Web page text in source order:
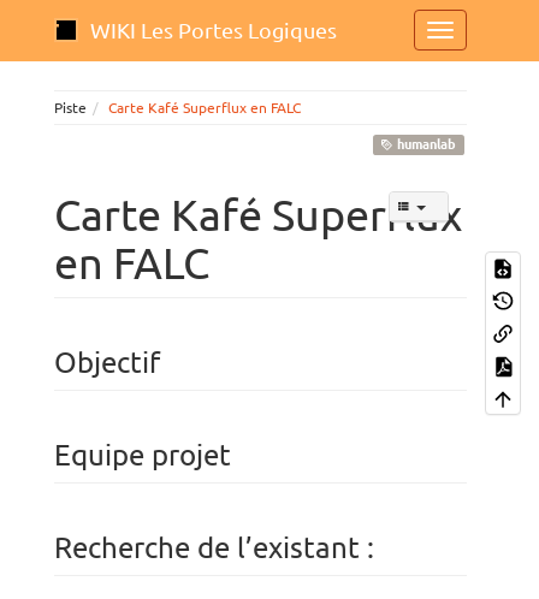
WIKI Les Portes Logiques
Piste Carte Kafé Superflux en FALC
humanlab
Carte Kafé Superflux
en FALC
Objectif
Equipe projet
Recherche de l’existant :